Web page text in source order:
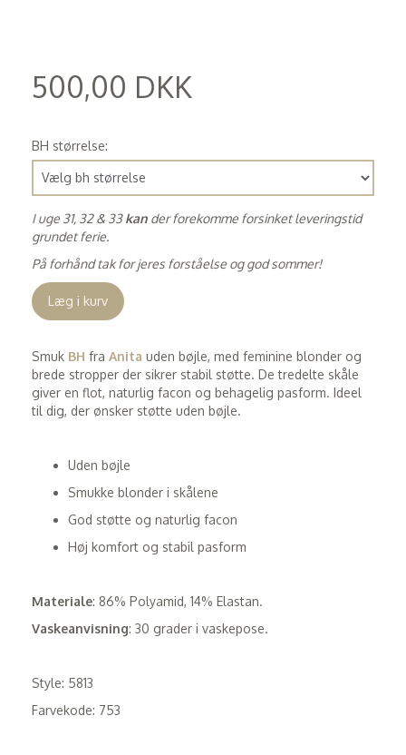
500,00 DKK
BH størrelse:
I uge 31, 32 & 33kan der forekomme forsinket leveringstid
grundet ferie.
På forhånd tak for jeres forståelse og god sommer!
Læg i kurv
Smuk BH fra Anita uden bøjle, med feminine blonder og
brede stropper der sikrer stabil støtte. De tredelte skåle
giver en flot, naturlig facon og behagelig pasform. Ideel
til dig, der ønsker støtte uden bøjle.
Uden bøjle
Smukke blonder i skålene
God støtte og naturlig facon
Høj komfort og stabil pasform
Materiale: 86% Polyamid, 14% Elastan.
Vaskeanvisning: 30 grader i vaskepose.
Style: 5813
Farvekode: 753